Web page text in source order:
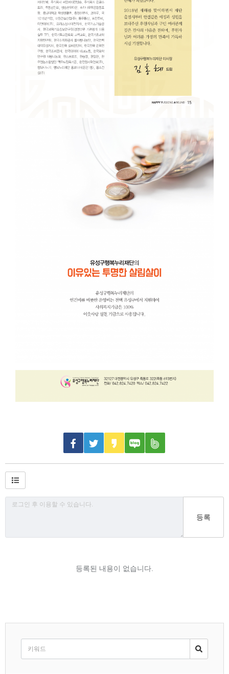
등록
등록된 내용이 없습니다.